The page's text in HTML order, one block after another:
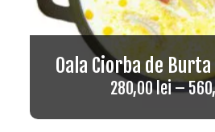
Oala Ciorba de
280,00lei–